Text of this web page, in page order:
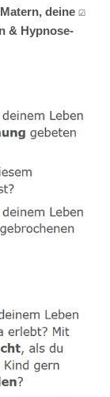
deine ☑️
& Hypnose-